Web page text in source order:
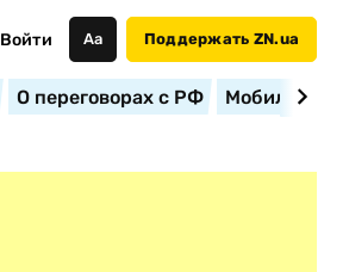
Войти Аа Поддержать ZN.ua
О переговорах с РФ